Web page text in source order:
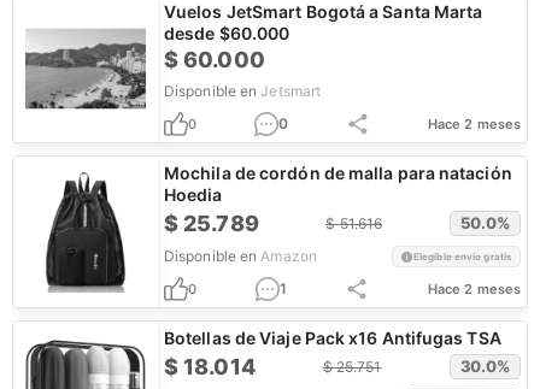
Vuelos JetSmart Bogotá a Santa Marta
desde $60.000
$60.000
Disponible en Jetsmart
0 0 Hace 2 meses
Mochila de cordón de malla para natación
Hoedia
$ 25.789 $51.616 50.0%
Disponible en Amazon Elegible envío gratis
0 1 Hace 2 meses
Botellas de Viaje Pack x16 Antifugas TSA
$18.014 $25.751 30.0%